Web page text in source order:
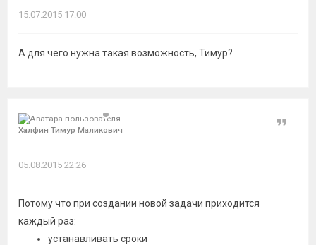
15.07.2015 17:00
А для чего нужна такая возможность, Тимур?
Халфин Тимур Маликович
Цитата
05.08.2015 22:26
Потому что при создании новой задачи приходится
каждый раз:
устанавливать сроки